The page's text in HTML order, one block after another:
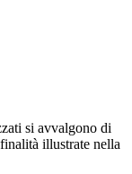
si avvalgono di
illustrate nella